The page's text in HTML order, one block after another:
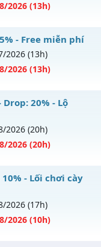
/2026 (13h)
ĐỒ HỌA ĐẸP
Quyền Sv2
5% - Free miễn phí
/2026 (13h)
/2026 (13h)
2vào 13h
Drop: 20% - Lộ
/2026 (20h)
/2026 (20h)
Wcoin fre
Tể 2.0 Classic
10% - Lối chơi cày
/2026 (17h)
/2026 (10h)